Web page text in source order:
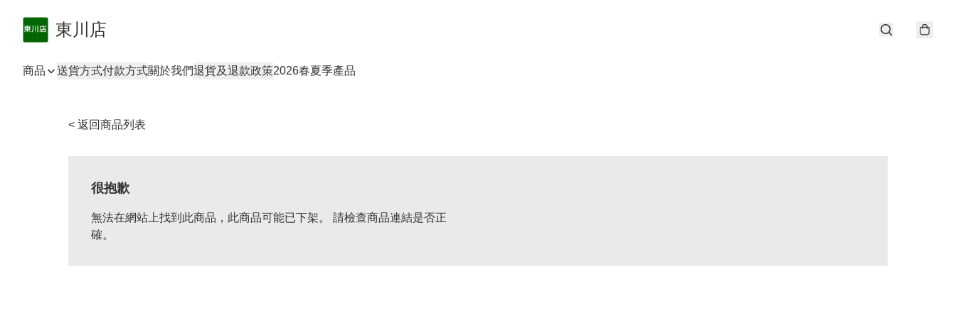
東川店
商品 送貨方式付款方式關於我們退貨及退款政策2026春夏季產品
< 返回商品列表
很抱歉
無法在網站上找到此商品，此商品可能已下架。 請檢查商品連結是否正
確。